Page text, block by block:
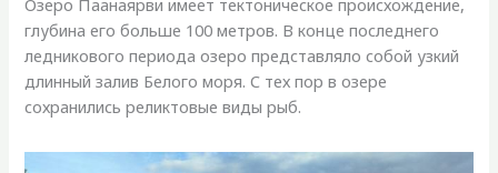
Озеро Паанаярви имеет тектоническое происхождение,
глубина его больше 100 метров. В конце последнего
ледникового периода озеро представляло собой узкий
длинный залив Белого моря. С тех пор в озере
сохранились реликтовые виды рыб.